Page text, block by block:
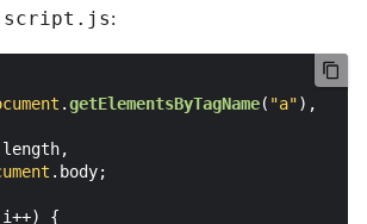
script.js:
.getElementsByTagName( "a"),
length,
. body;
{